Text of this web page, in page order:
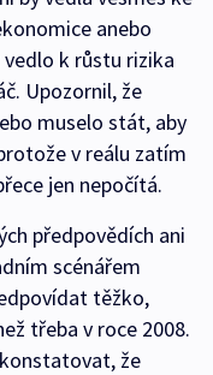
anebo
k růstu rizika
Upozornil, že
muselo stát, aby
v reálu zatím
jen nepočítá.
předpovědích ani
scénářem
těžko,
třeba v roce 2008.
že